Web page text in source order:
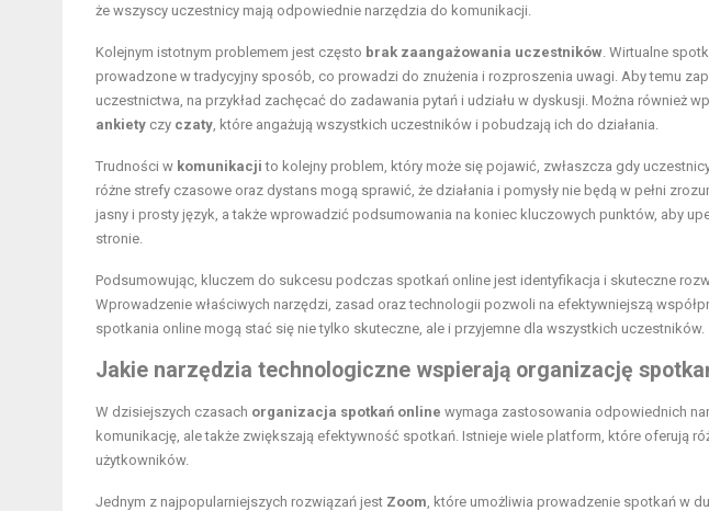
że wszyscy uczestnicy mają odpowiednie narzędzia do komunikacji.
Kolejnym istotnym problemem jest często brak zaangażowania uczestników . Wirtualne
prowadzone w tradycyjny sposób, co prowadzi do znużenia i rozproszenia uwagi. Aby temu
uczestnictwa, na przykład zachęcać do zadawania pytań i udziału w dyskusji. Można również
ankiety czy czaty , które angażują wszystkich uczestników i pobudzają ich do działania.
Trudności w komunikacji to kolejny problem, który może się pojawić, zwłaszcza gdy
różne strefy czasowe oraz dystans mogą sprawić, że działania i pomysły nie będą w pełni
jasny i prosty język, a także wprowadzić podsumowania na koniec kluczowych punktów, aby
stronie.
Podsumowując, kluczem do sukcesu podczas spotkań online jest identyfikacja i skuteczne
Wprowadzenie właściwych narzędzi, zasad oraz technologii pozwoli na efektywniejszą
spotkania online mogą stać się nie tylko skuteczne, ale i przyjemne dla wszystkich uczestników.
Jakie narzędzia technologiczne wspierają organizację
W dzisiejszych czasach organizacja spotkań online wymaga zastosowania odpowiednich
komunikację, ale także zwiększają efektywność spotkań. Istnieje wiele platform, które oferują
użytkowników.
Jednym z najpopularniejszych rozwiązań jest Zoom , które umożliwia prowadzenie spotkań w